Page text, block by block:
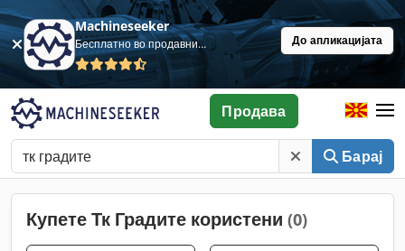
Machineseeker
Бесплатно во продавница До апликацијата
Барај
Продава
Купете Тк Градите користени (0)